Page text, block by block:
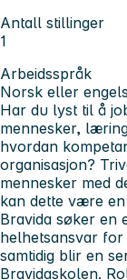
Antall stillinger
1
Arbeidsspråk
Norsk eller
Har du lyst til å
mennesker,
hvordan
organisasjon?
mennesker med
kan dette være
Bravida søker en
helhetsansvar for
samtidig blir en
Bravidaskolen.